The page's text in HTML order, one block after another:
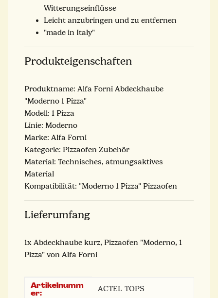
Witterungseinflüsse
Leicht anzubringen und zu entfernen
"made in Italy"
Produkteigenschaften
Produktname: Alfa Forni Abdeckhaube
"Moderno 1 Pizza"
Modell: 1 Pizza
Linie: Moderno
Marke: Alfa Forni
Kategorie: Pizzaofen Zubehör
Material: Technisches, atmungsaktives
Material
Kompatibilität: "Moderno 1 Pizza" Pizzaofen
Lieferumfang
1x Abdeckhaube kurz, Pizzaofen "Moderno, 1
Pizza" von Alfa Forni
Produkteigenschaft
Wert
Artikelnumm
er:
ACTEL-TOPS